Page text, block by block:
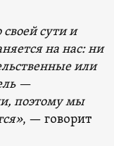
сути и
на нас: ни
или
—
поэтому мы
, — говорит